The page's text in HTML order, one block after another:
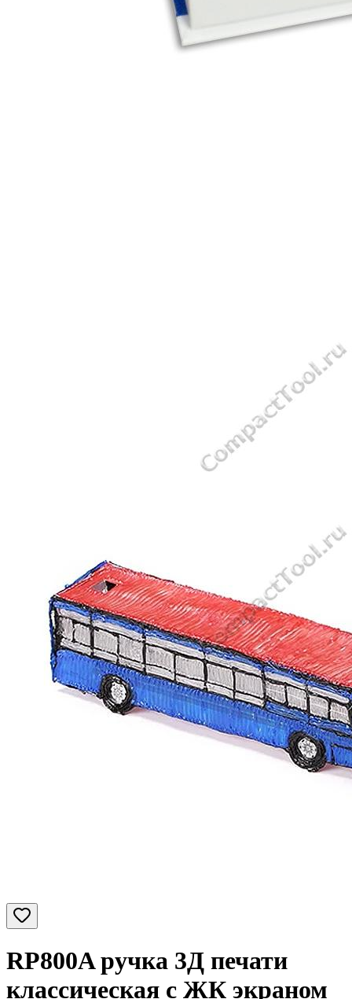
RP800A ручка 3Д печати
классическая с ЖК экраном